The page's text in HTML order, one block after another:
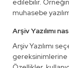
edilebilir.
muhasebe
Arşiv Yazılımı
Arşiv Yazılımı
gereksinimlerine